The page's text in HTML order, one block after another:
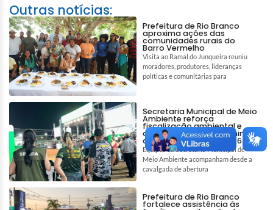
Outras notícias:
Prefeitura de Rio Branco
aproxima ações das
comunidades rurais do
Barro Vermelho
Visita ao Ramal do Junqueira reuniu
moradores, produtores, lideranças
políticas e comunitárias para
Secretaria Municipal de Meio
Ambiente reforça
fiscalização ambiental e
ações de bem-estar animal
durante a Expoacre 2026
Equipes da Secretaria Municipal de
Meio Ambiente acompanham desde a
cavalgada de abertura
Prefeitura de Rio Branco
fortalece assistência às